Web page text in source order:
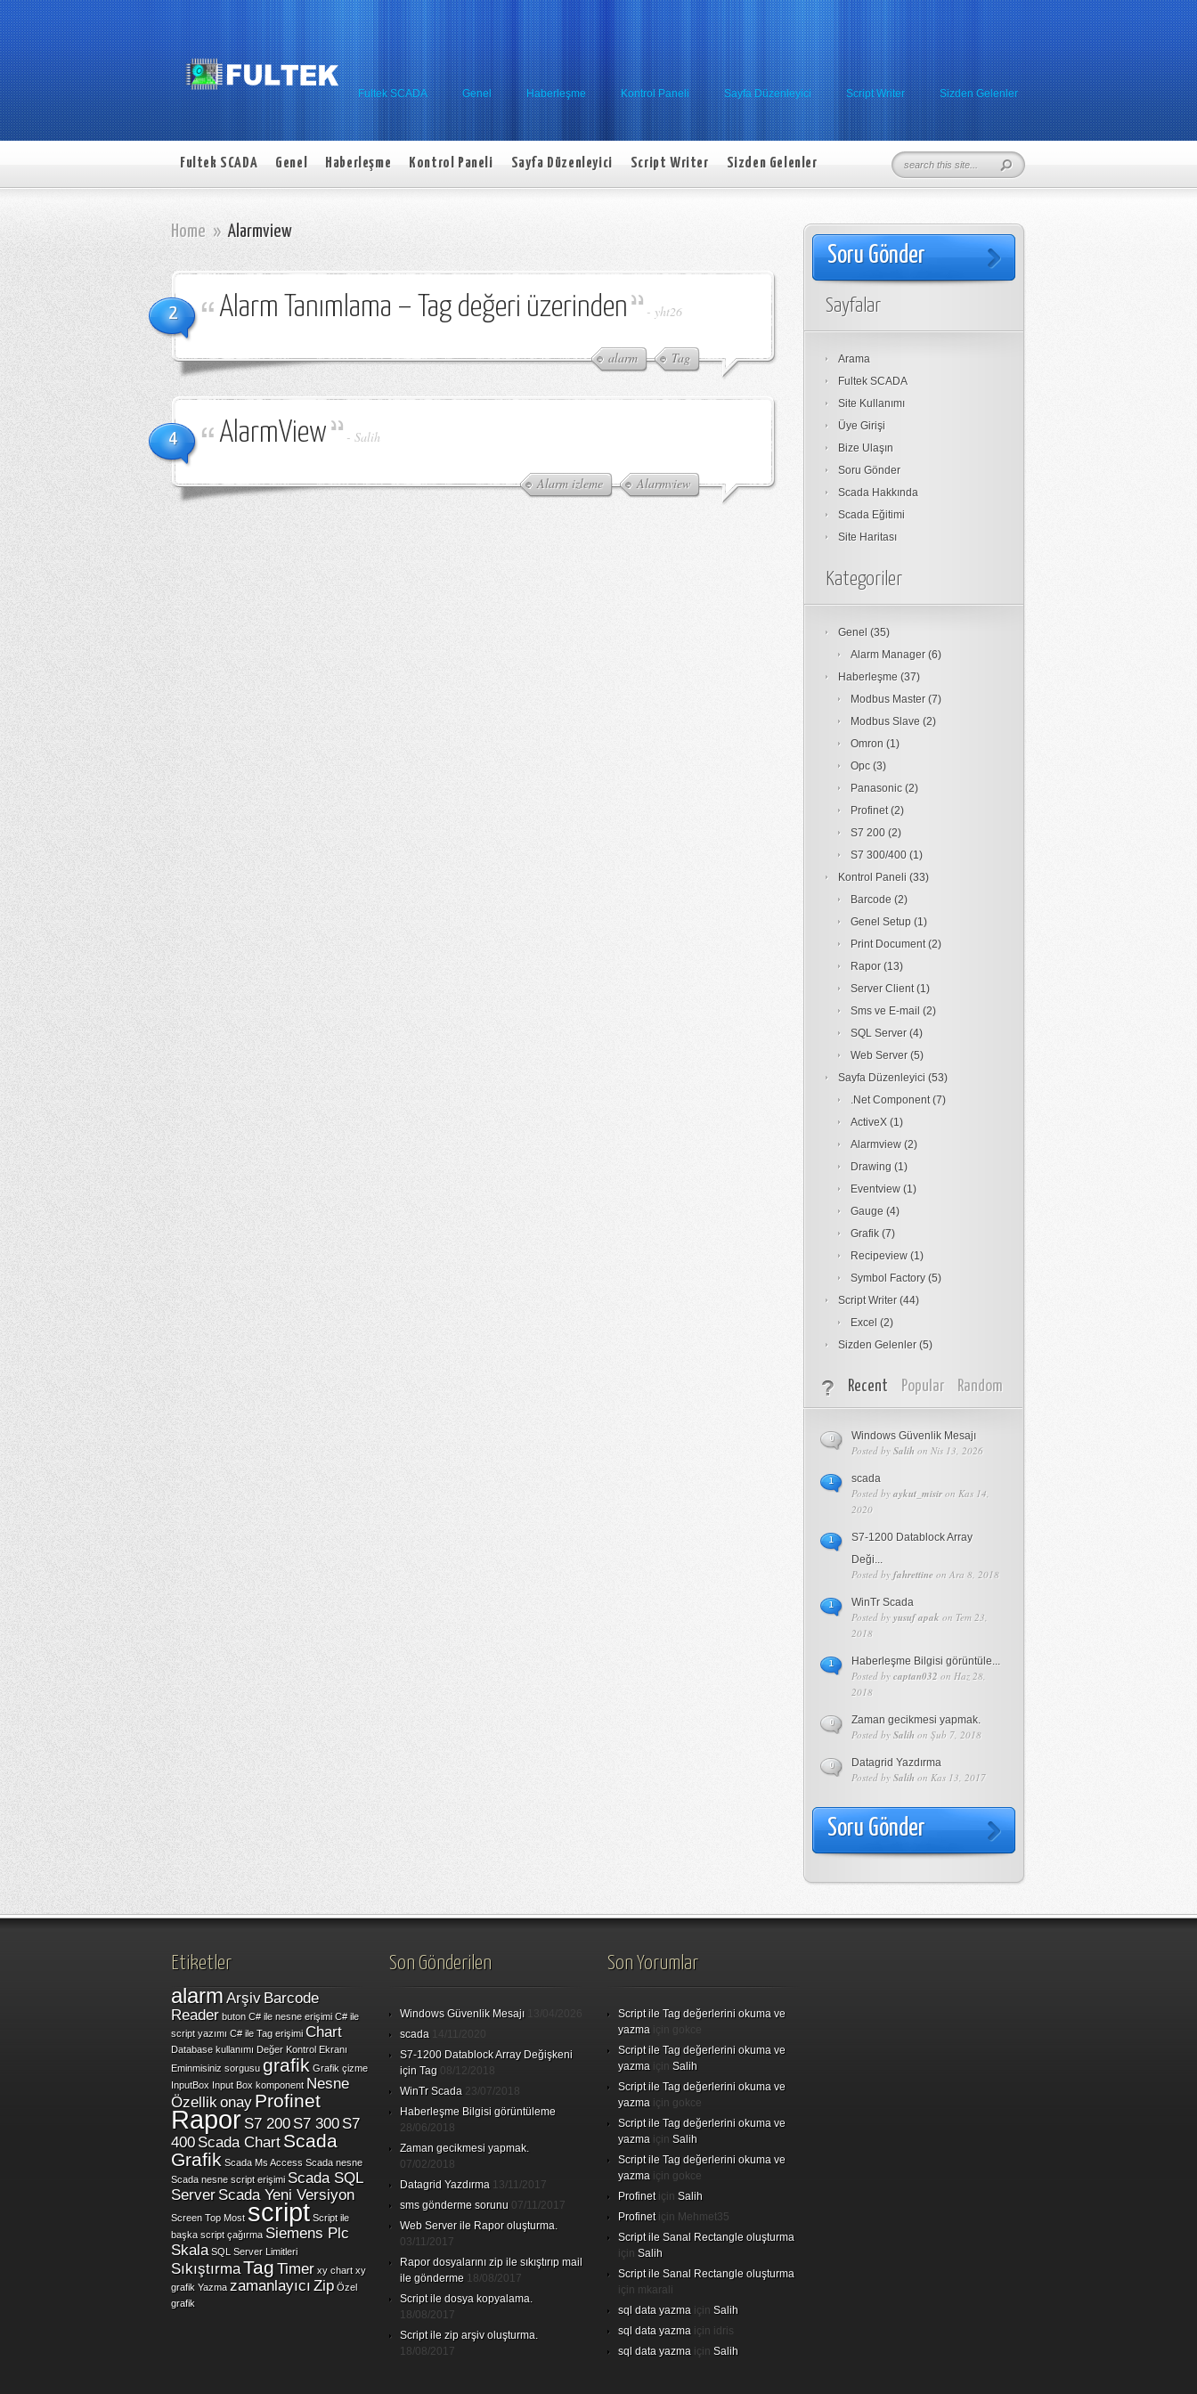
Fultek SCADA Genel Haberleşme Kontrol Paneli Sayfa Düzenleyici Script Writer Sizden Gelenler
Fultek SCADA Genel Haberleşme Kontrol Paneli Sayfa Düzenleyici Script Writer Sizden Gelenler
Home » Alarmview
2 Alarm Tanımlama – Tag değeri üzerinden - yht26
alarm Tag
4 AlarmView - Salih
Alarm izleme Alarmview
Soru Gönder
Sayfalar
Arama
Fultek SCADA
Site Kullanımı
Üye Girişi
Bize Ulaşın
Soru Gönder
Scada Hakkında
Scada Eğitimi
Site Haritası
Kategoriler
Genel (35)
Alarm Manager (6)
Haberleşme (37)
Modbus Master (7)
Modbus Slave (2)
Omron (1)
Opc (3)
Panasonic (2)
Profinet(2)
S7 200 (2)
S7 300/400 (1)
Kontrol Paneli (33)
Barcode (2)
Genel Setup (1)
Print Document(2)
Rapor (13)
Server Client(1)
Sms ve E-mail (2)
SQL Server (4)
Web Server (5)
Sayfa Düzenleyici (53)
.Net Component(7)
ActiveX (1)
Alarmview (2)
Drawing (1)
Eventview (1)
Gauge (4)
Grafik (7)
Recipeview (1)
Symbol Factory (5)
Script Writer (44)
Excel (2)
Sizden Gelenler (5)
Recent Popular Random
Windows Güvenlik Mesajı
Posted by Salih on Nis 13, 2026
0
scada
Posted by aykut_misir on Kas 14,
2020
1
S7-1200 Datablock Array
Deği...
Posted by fahrettine on Ara 8, 2018
1
WinTr Scada
Posted by yusuf apak on Tem 23,
2018
1
Haberleşme Bilgisi görüntüle...
Posted by captan032 on Haz 28,
2018
1
Zaman gecikmesi yapmak.
Posted by Salih on Şub 7, 2018
0
Datagrid Yazdırma
Posted by Salih on Kas 13, 2017
0
Soru Gönder
Etiketler
alarmArşiv Barcode
Reader buton C# ile nesne erişimi C# ile
script yazımı C# ile Tag erişimi Chart
Database kullanımı Değer Kontrol Ekranı
Eminmisiniz sorgusu grafik Grafik çizme
InputBox Input Box komponent Nesne
Özellikonay Profinet
Rapor S7 200 S7 300 S7
400 Scada Chart Scada
Grafik Scada Ms Access Scada nesne
Scada nesne script erişimi Scada SQL
Server Scada Yeni Versiyon
Screen Top Most script Script ile
başka script çağırma Siemens Plc
Skala SQL Server Limitleri
SıkıştırmaTag Timer xy chart xy
grafik Yazma zamanlayıcı Zip Özel
grafik
Son Gönderilen
Windows Güvenlik Mesajı
scada
S7-1200 Datablock Array Değişkeni
için Tag 08/12/2018
WinTr Scada 23/07/2018
Haberleşme Bilgisi görüntüleme
28/06/2018
Zaman gecikmesi yapmak.
07/02/2018
Datagrid Yazdırma 13/11/2017
sms gönderme sorunu 07/11/2017
Web Server ile Rapor oluşturma.
03/11/2017
Rapor dosyalarını zip ile sıkıştırıp mail
ile gönderme 18/08/2017
Script ile dosya kopyalama.
18/08/2017
Script ile zip arşiv oluşturma.
18/08/2017
Son Yorumlar
Script ile Tag değerlerini okuma ve
yazma
Script ile Tag değerlerini okuma ve
yazma için Salih
Script ile Tag değerlerini okuma ve
yazma için gokce
Script ile Tag değerlerini okuma ve
yazma için Salih
Script ile Tag değerlerini okuma ve
yazma için gokce
Profinetiçin Salih
Profinetiçin Mehmet35
Script ile Sanal Rectangle oluşturma
için Salih
Script ile Sanal Rectangle oluşturma
için mkarali
sql data yazma için Salih
sql data yazma için idris
sql data yazma için Salih